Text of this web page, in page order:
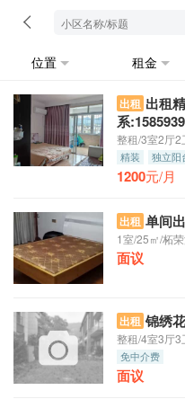
位置 租金
出租 出租精
系
整租/3室2厅2
精装 独立阳
押一付三
1200元/月
出租 单间
1室/25㎡/柘
面议
出租 锦绣
整租/4室3厅3
免中介费
面议